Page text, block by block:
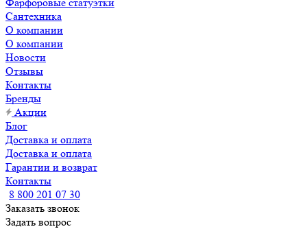
Сантехника
О компании
О компании
Новости
Отзывы
Контакты
Бренды
Акции
Блог
Доставка и оплата
Доставка и оплата
Гарантии и возврат
Контакты
8 800 201 07 30
Заказать звонок
Задать вопрос